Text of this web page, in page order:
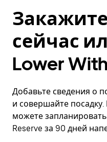
сейчас
Lower
Добавьте сведения о
и совершайте
можете
Reserve за 90 дней